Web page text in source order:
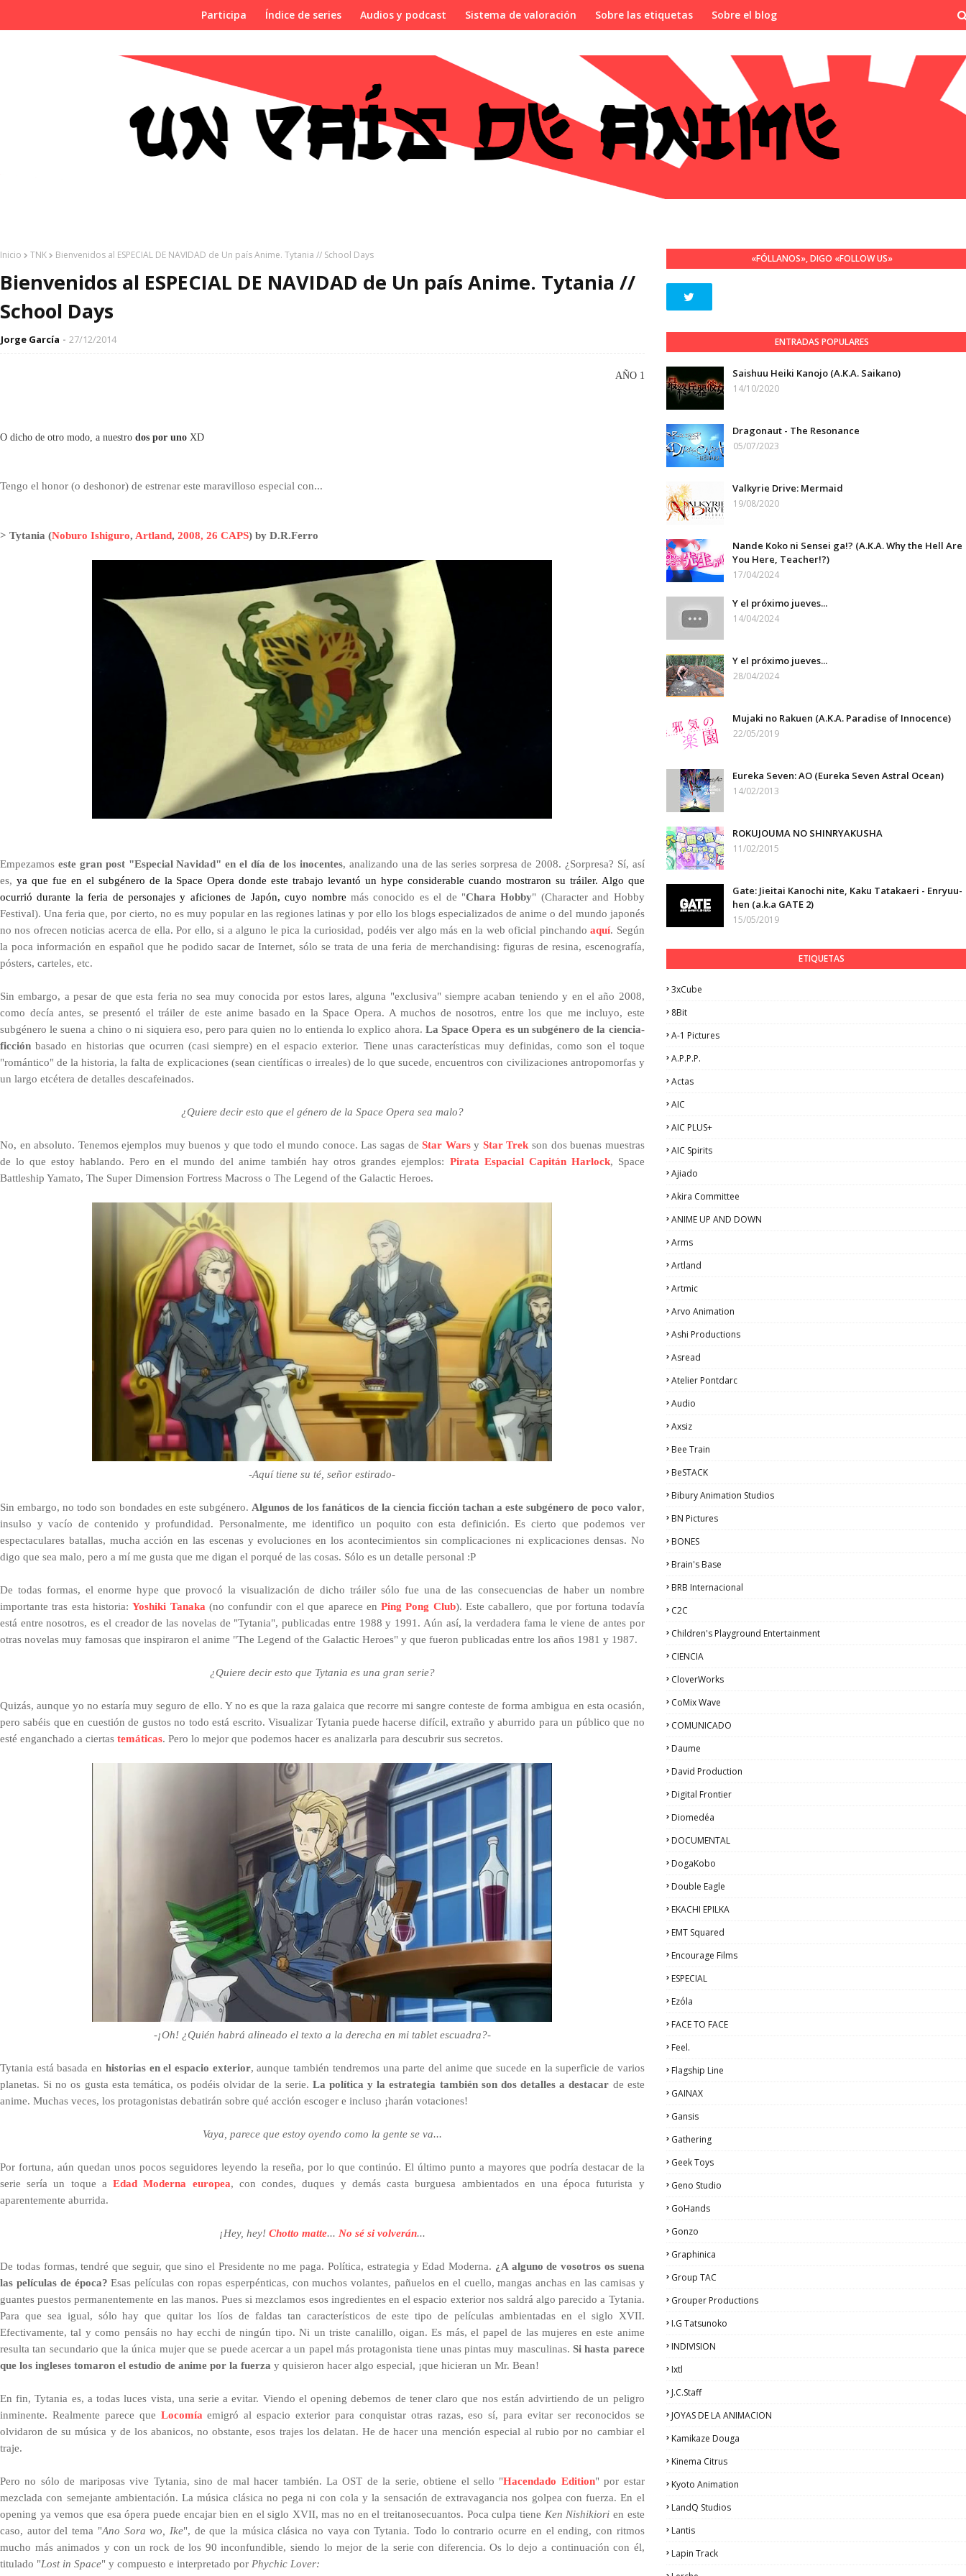
Participa Índice de series Audios y podcast Sistema de valoración Sobre las etiquetas Sobre el blog
Inicio TNK Bienvenidos al ESPECIAL DE NAVIDAD de Un país Anime. Tytania // School Days
Bienvenidos al ESPECIAL DE NAVIDAD de Un país Anime. Tytania //
School Days
Jorge García 27/12/2014
AÑO 1
O dicho de otro modo, a nuestro dos por uno XD
Tengo el honor (o deshonor) de estrenar este maravilloso especial con...
> Tytania (Noburo Ishiguro, Artland, 2008, 26 CAPS) by D.R.Ferro
Empezamos este gran post "Especial Navidad" en el día de los inocentes, analizando una de las series sorpresa de 2008. ¿Sorpresa? Sí, así
es, ya que fue en el subgénero de la Space Opera donde este trabajo levantó un hype considerable cuando mostraron su tráiler. Algo que
ocurrió durante la feria de personajes y aficiones de Japón, cuyo nombre más conocido es el de "Chara Hobby" (Character and Hobby
Festival). Una feria que, por cierto, no es muy popular en las regiones latinas y por ello los blogs especializados de anime o del mundo japonés
no nos ofrecen noticias acerca de ella. Por ello, si a alguno le pica la curiosidad, podéis ver algo más en la web oficial pinchandoaquí. Según
la poca información en español que he podido sacar de Internet,sólo se trata de una feria de merchandising: figuras de resina, escenografía,
pósters, carteles, etc.
Sin embargo, a pesar de que esta feria no sea muy conocida por estos lares, alguna "exclusiva" siempre acaban teniendo y en el año 2008,
como decía antes, se presentó el tráiler de este anime basado en la Space Opera. A muchos de nosotros, entre los que me incluyo, este
subgénero le suena a chino o ni siquiera eso, pero para quien no lo entienda lo explico ahora. La Space Opera es un subgénero de la ciencia-
ficción basado en historias que ocurren (casi siempre) en el espacio exterior. Tiene unas características muy definidas, como son el toque
"romántico" de la historia, la falta de explicaciones (sean científicas o irreales) de lo que sucede, encuentros con civilizaciones antropomorfas y
un largo etcétera de detalles descafeinados.
¿Quiere decir esto que el género de la Space Opera sea malo?
No, en absoluto. Tenemos ejemplos muy buenos y que todo el mundo conoce. Las sagas deStar Warsy Star Trek son dos buenas muestras
de lo que estoy hablando. Pero en el mundo del anime también hay otros grandes ejemplos: Pirata Espacial Capitán Harlock, Space
Battleship Yamato, The Super Dimension Fortress Macross o The Legend of the Galactic Heroes.
-Aquí tiene su té, señor estirado-
Sin embargo, no todo son bondades en este subgénero. Algunos de los fanáticos de la ciencia ficción tachan a este subgénero de poco valor,
insulso y vacío de contenido y profundidad. Personalmente, me identifico un poquito con esta definición. Es cierto que podemos ver
espectaculares batallas, mucha acción en las escenas y evoluciones en los acontecimientos sin complicaciones ni explicaciones densas. No
digo que sea malo, pero a mí me gusta que me digan el porqué de las cosas. Sólo es un detalle personal :P
De todas formas, el enorme hype que provocó la visualización de dicho tráiler sólo fue una de las consecuenciasde haber un nombre
importante tras esta historia:Yoshiki Tanaka (no confundir con el que aparece enPing Pong Club). Este caballero, que por fortuna todavía
está entre nosotros, es el creador de las novelas de "Tytania", publicadas entre 1988 y 1991. Aún así, la verdadera fama le viene de antes por
otras novelas muy famosas que inspiraron el anime "The Legend of the Galactic Heroes" y que fueron publicadas entre los años 1981 y 1987.
¿Quiere decir esto que Tytania es una gran serie?
Quizás, aunque yo no estaría muy seguro de ello. Y no es que la raza galaica que recorre mi sangre conteste de forma ambigua en esta ocasión,
pero sabéis que en cuestión de gustos no todo está escrito. Visualizar Tytania puede hacerse difícil, extraño y aburrido para un público que no
esté enganchado a ciertas temáticas. Pero lo mejor que podemos hacer es analizarla para descubrir sus secretos.
-¡Oh! ¿Quién habrá alineado el texto a la derecha en mi tablet escuadra?-
Tytania está basada en historias en el espacio exterior, aunque también tendremos una parte del anime que sucede en la superficie de varios
planetas. Si no os gusta esta temática, os podéis olvidar de la serie. La política y la estrategia también son dos detalles a destacar de este
anime. Muchas veces, los protagonistas debatirán sobre qué acción escoger e incluso ¡harán votaciones!
Vaya, parece que estoy oyendo como la gente se va...
Por fortuna, aún quedan unos pocos seguidores leyendo la reseña, por lo que continúo. El último punto a mayores que podría destacar de la
serie sería un toque aEdad Moderna europea, con condes, duques y demás casta burguesa ambientados en una época futurista y
aparentemente aburrida.
¡Hey, hey! Chotto matte... No sé si volverán...
De todas formas, tendré que seguir, que sino el Presidente no me paga. Política, estrategia y Edad Moderna. ¿A alguno de vosotros os suena
las películas de época? Esas películas con ropas esperpénticas, con muchos volantes, pañuelos en el cuello, mangas anchas en las camisas y
guantes puestos permanentemente en las manos. Pues si mezclamos esos ingredientes en el espacio exterior nos saldrá algo parecido a Tytania.
Para que sea igual, sólo hay que quitar los líos de faldas tan característicos de este tipo de películas ambientadas en el siglo XVII.
Efectivamente, tal y como pensáis no hay ecchi de ningún tipo. Ni un triste canalillo, oigan. Es más, el papel de las mujeres en este anime
resulta tan secundario que la única mujer que se puede acercar a un papel más protagonista tiene unas pintas muy masculinas.Si hasta parece
que los ingleses tomaron el estudio de anime por la fuerza y quisieron hacer algo especial, ¡que hicieran un Mr. Bean!
En fin, Tytania es, a todas luces vista, una serie a evitar. Viendo el opening debemos de tener claro que nos están advirtiendo de un peligro
inminente. Realmente parece que Locomía emigró al espacio exterior para conquistar otras razas, eso sí, para evitar ser reconocidos se
olvidaron de su música y de los abanicos, no obstante, esos trajes los delatan. He de hacer una mención especial al rubio por no cambiar el
traje.
Pero no sólo de mariposas vive Tytania, sino de mal hacer también. La OST de la serie, obtiene el sello "Hacendado Edition" por estar
mezclada con semejante ambientación. La música clásica no pega ni con cola y la sensación de extravagancia nos golpea con fuerza. En el
opening ya vemos que esa ópera puede encajar bien en el siglo XVII, mas no en el treitanosecuantos. Poca culpa tiene Ken Nishikiori en este
caso, autor del tema "Ano Sora wo, Ike", de que la música clásica no vaya con Tytania. Todo lo contrario ocurre en el ending, con ritmos
mucho más animados y con un rock de los 90 inconfundible, siendo lo mejor de la serie con diferencia. Os lo dejo a continuación con él,
titulado "Lost in Space" y compuesto e interpretado por Phychic Lover:
«FÓLLANOS», DIGO «FOLLOW US»
ENTRADAS POPULARES
Saishuu Heiki Kanojo (A.K.A. Saikano)
14/10/2020
Dragonaut - The Resonance
05/07/2023
Valkyrie Drive: Mermaid
19/08/2020
Nande Koko ni Sensei ga!? (A.K.A. Why the Hell Are
You Here, Teacher!?)
17/04/2024
Y el próximo jueves...
14/04/2024
Y el próximo jueves...
28/04/2024
Mujaki no Rakuen (A.K.A. Paradise of Innocence)
22/05/2019
Eureka Seven: AO (Eureka Seven Astral Ocean)
14/02/2013
ROKUJOUMA NO SHINRYAKUSHA
11/02/2015
Gate: Jieitai Kanochi nite, Kaku Tatakaeri - Enryuu-
hen (a.k.a GATE 2)
15/05/2019
ETIQUETAS
3xCube
8Bit
A-1 Pictures
A.P.P.P.
Actas
AIC
AIC PLUS+
AIC Spirits
Ajiado
Akira Committee
ANIME UP AND DOWN
Arms
Artland
Artmic
Arvo Animation
Ashi Productions
Asread
Atelier Pontdarc
Audio
Axsiz
Bee Train
BeSTACK
Bibury Animation Studios
BN Pictures
BONES
Brain's Base
BRB Internacional
C2C
Children's Playground Entertainment
CIENCIA
CloverWorks
CoMix Wave
COMUNICADO
Daume
David Production
Digital Frontier
Diomedéa
DOCUMENTAL
DogaKobo
Double Eagle
EKACHI EPILKA
EMT Squared
Encourage Films
ESPECIAL
Ezόla
FACE TO FACE
Feel.
Flagship Line
GAINAX
Gansis
Gathering
Geek Toys
Geno Studio
GoHands
Gonzo
Graphinica
Group TAC
Grouper Productions
I.G Tatsunoko
INDIVISION
Ixtl
J.C.Staff
JOYAS DE LA ANIMACION
Kamikaze Douga
Kinema Citrus
Kyoto Animation
LandQ Studios
Lantis
Lapin Track